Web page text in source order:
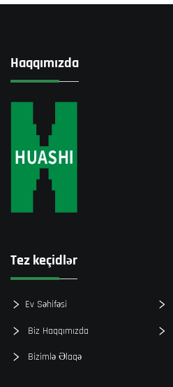
Haqqımızda
Tez keçidlər
Ev Səhifəsi
Biz Haqqımızda
Bizimlə Əlaqə